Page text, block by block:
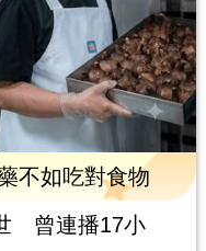
不如吃對食物
曾連播17小